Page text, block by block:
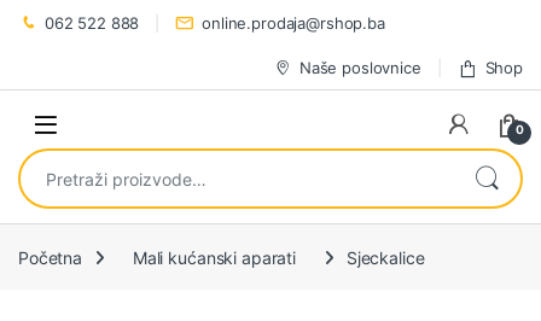
Preskoči na navigaciju
Preskoči na sadržaj
062 522 888 online.prodaja@rshop.ba
Naše poslovnice Shop
0
Pretraži:
Početna Mali kućanski aparati Sjeckalice